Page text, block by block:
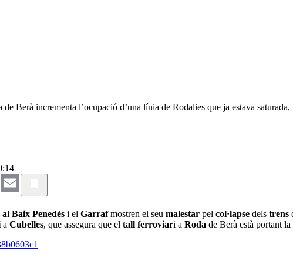
Berà incrementa l’ocupació d’una línia de Rodalies que ja estava
Facebook
Email
Baix Penedès i el Garrafmostren el seu malestar pel col·lapse dels trens
a Cubelles, que assegura que el tall ferroviari a Roda de Berà està portant